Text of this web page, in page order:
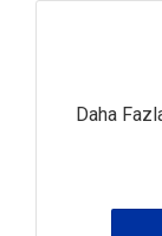
Daha